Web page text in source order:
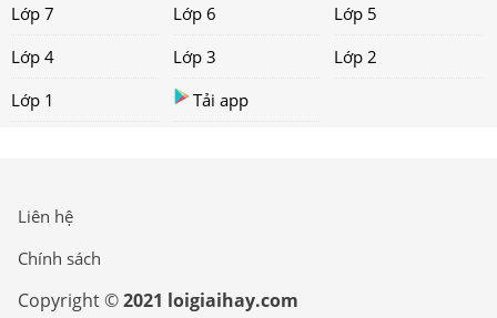
Lớp 7
Lớp 6
Lớp 5
Lớp 4
Lớp 3
Lớp 2
Lớp 1
Tải app
Liên hệ
Chính sách
Copyright ©2021 loigiaihay.com